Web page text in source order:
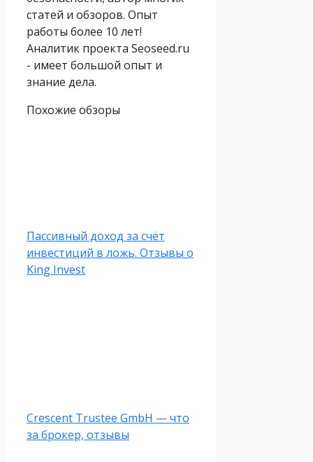
статей и обзоров. Опыт
работы более 10 лет!
Аналитик проекта Seoseed.ru
- имеет большой опыт и
знание дела.
Похожие обзоры
Пассивный доход за счёт
инвестиций в ложь. Отзывы о
King Invest
Crescent Trustee GmbH — что
за брокер, отзывы